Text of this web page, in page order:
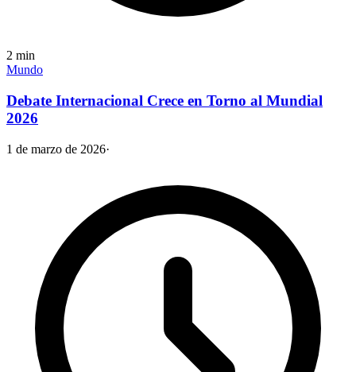
2 min
Mundo
Debate Internacional Crece en Torno al Mundial
2026
1 de marzo de 2026·